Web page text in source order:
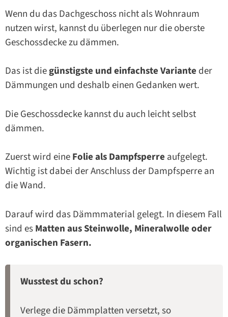
Wenn du das Dachgeschoss nicht als Wohnraum
nutzen wirst, kannst du überlegen nur die oberste
Geschossdecke zu dämmen.
Das ist diegünstigste und einfachste Variante der
Dämmungen und deshalb einen Gedanken wert.
Die Geschossdecke kannst du auch leicht selbst
dämmen.
Zuerst wird eineFolie als Dampfsperre aufgelegt.
Wichtig ist dabei der Anschluss der Dampfsperre an
die Wand.
Darauf wird das Dämmmaterial gelegt. In diesem Fall
sind esMatten aus Steinwolle, Mineralwolle oder
organischen Fasern.
Wusstest du schon?
Verlege die Dämmplatten versetzt, so